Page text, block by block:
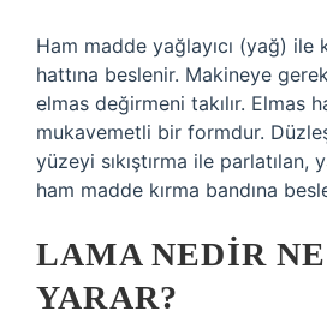
Ham madde yağlayıcı (yağ) ile
hattına beslenir. Makineye
elmas değirmeni takılır. Elmas
mukavemetli bir formdur.
yüzeyi sıkıştırma ile parlatılan,
ham madde kırma bandına
LAMA NEDIR
YARAR?